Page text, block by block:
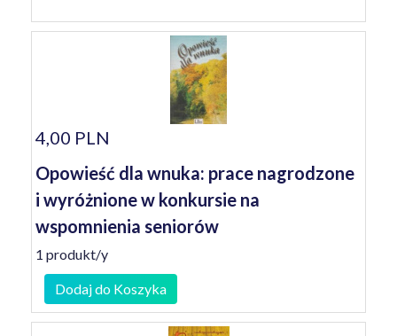
4,00 PLN
Opowieść dla wnuka: prace nagrodzone
i wyróżnione w konkursie na
wspomnienia seniorów
1 produkt/y
Dodaj do Koszyka